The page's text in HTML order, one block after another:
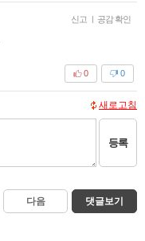
신고 | 공감 확인
0
0
새로고침
등록
다음 댓글보기